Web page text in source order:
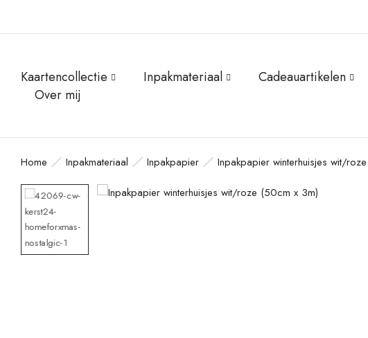
Kaartencollectie Inpakmateriaal
Cadeauartikelen
Over mij
Home Inpakmateriaal Inpakpapier Inpakpapier winterhuisjes wit/